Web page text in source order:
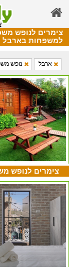
צימרים לנופש
למשפחות בארבל
ארבל נופש
צימרים לנופש